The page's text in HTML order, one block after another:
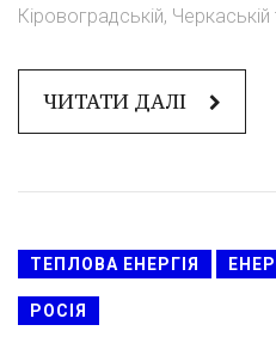
Кіровоградській,
ЧИТАТИ ДАЛІ
ТЕПЛОВА ЕНЕРГІЯ
РОСІЯ